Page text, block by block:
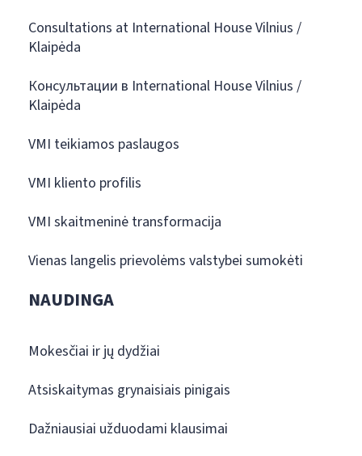
Consultations at International House Vilnius /
Klaipėda
Консультации в International House Vilnius /
Klaipėda
VMI teikiamos paslaugos
VMI kliento profilis
VMI skaitmeninė transformacija
Vienas langelis prievolėms valstybei sumokėti
NAUDINGA
Mokesčiai ir jų dydžiai
Atsiskaitymas grynaisiais pinigais
Dažniausiai užduodami klausimai